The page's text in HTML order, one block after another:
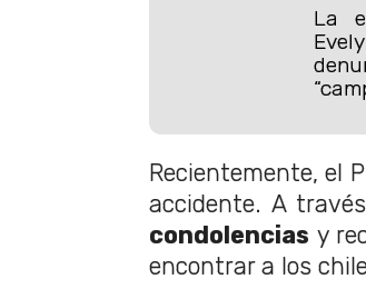
La
Recientemente, el
accidente. A
condolencias y
encontrar a los